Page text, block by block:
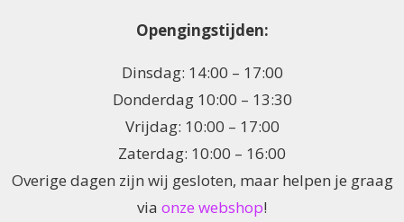
Opengingstijden:
Dinsdag: 14:00 – 17:00
Donderdag 10:00 – 13:30
Vrijdag: 10:00 – 17:00
Zaterdag: 10:00 – 16:00
Overige dagen zijn wij gesloten, maar helpen je graag
via onze webshop!